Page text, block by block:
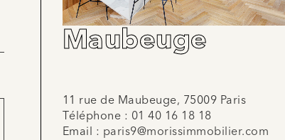
Maubeuge
11 rue de Maubeuge, 75009 Paris
Téléphone : 01 40 16 18 18
Email : paris9@morissimmobilier.com